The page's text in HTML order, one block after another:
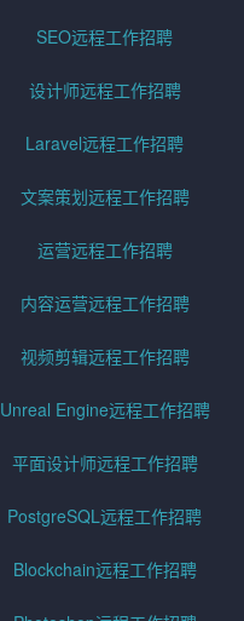
SEO远程工作招聘
设计师远程工作招聘
Laravel远程工作招聘
文案策划远程工作招聘
运营远程工作招聘
内容运营远程工作招聘
视频剪辑远程工作招聘
Unreal Engine远程工作招聘
平面设计师远程工作招聘
PostgreSQL远程工作招聘
Blockchain远程工作招聘